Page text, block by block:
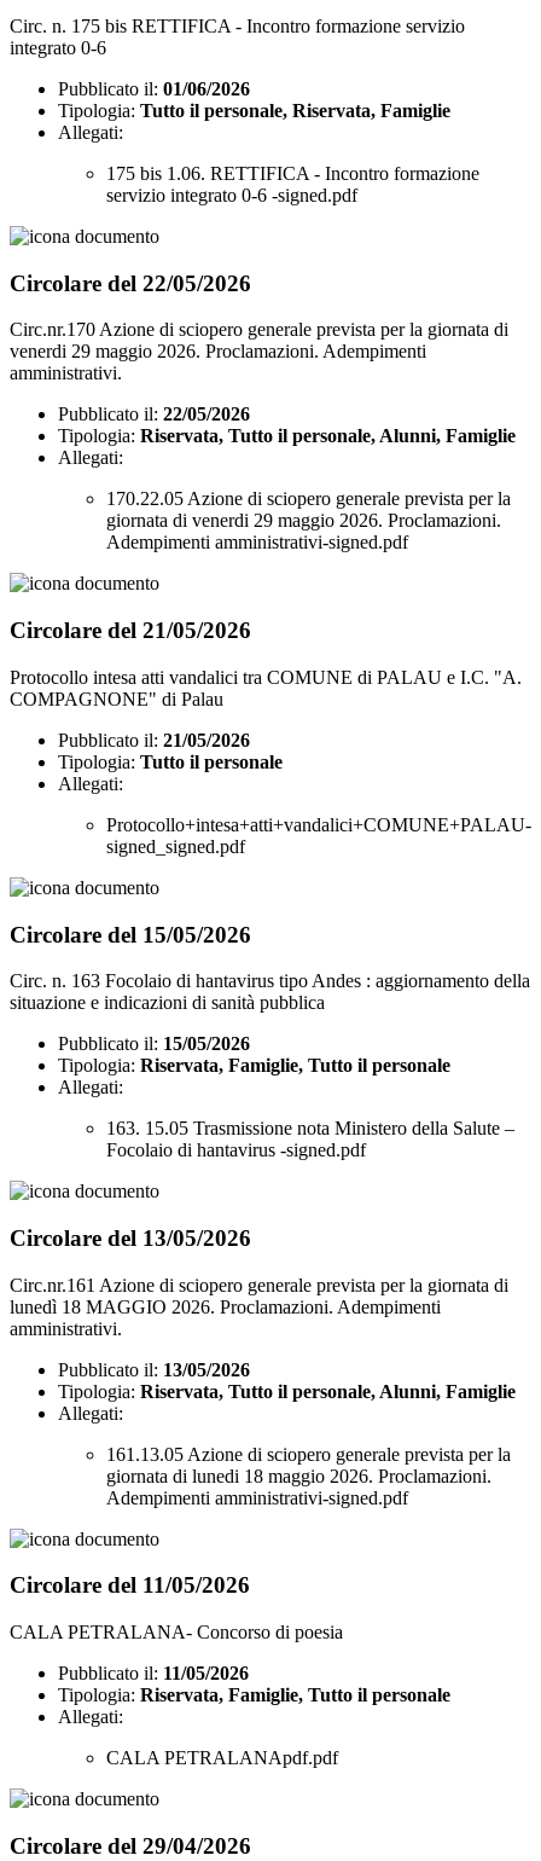
Circ. n. 175 bis RETTIFICA - Incontro formazione servizio
integrato 0-6
Pubblicato il: 01/06/2026
Tipologia: Tutto il personale, Riservata, Famiglie
Allegati:
175 bis 1.06. RETTIFICA - Incontro formazione
servizio integrato 0-6 -signed.pdf
Circolare del 22/05/2026
Circ.nr.170 Azione di sciopero generale prevista per la giornata di
venerdi 29 maggio 2026. Proclamazioni. Adempimenti
amministrativi.
Pubblicato il: 22/05/2026
Tipologia: Riservata, Tutto il personale, Alunni, Famiglie
Allegati:
170.22.05 Azione di sciopero generale prevista per la
giornata di venerdi 29 maggio 2026. Proclamazioni.
Adempimenti amministrativi-signed.pdf
Circolare del 21/05/2026
Protocollo intesa atti vandalici tra COMUNE di PALAU e I.C. "A.
COMPAGNONE" di Palau
Pubblicato il: 21/05/2026
Tipologia: Tutto il personale
Allegati:
Protocollo+intesa+atti+vandalici+COMUNE+PALAU-
signed_signed.pdf
Circolare del 15/05/2026
Circ. n. 163 Focolaio di hantavirus tipo Andes : aggiornamento della
situazione e indicazioni di sanità pubblica
Pubblicato il: 15/05/2026
Tipologia: Riservata, Famiglie, Tutto il personale
Allegati:
163. 15.05 Trasmissione nota Ministero della Salute –
Focolaio di hantavirus -signed.pdf
Circolare del 13/05/2026
Circ.nr.161 Azione di sciopero generale prevista per la giornata di
lunedì 18 MAGGIO 2026. Proclamazioni. Adempimenti
amministrativi.
Pubblicato il: 13/05/2026
Tipologia: Riservata, Tutto il personale, Alunni, Famiglie
Allegati:
161.13.05 Azione di sciopero generale prevista per la
giornata di lunedi 18 maggio 2026. Proclamazioni.
Adempimenti amministrativi-signed.pdf
Circolare del 11/05/2026
CALA PETRALANA- Concorso di poesia
Pubblicato il: 11/05/2026
Tipologia: Riservata, Famiglie, Tutto il personale
Allegati:
CALA PETRALANApdf.pdf
Circolare del 29/04/2026